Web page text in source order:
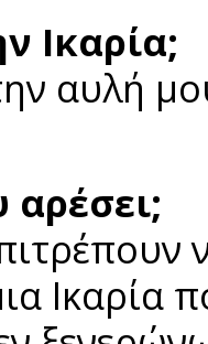
Ικαρία;
αυλή
αρέσει;